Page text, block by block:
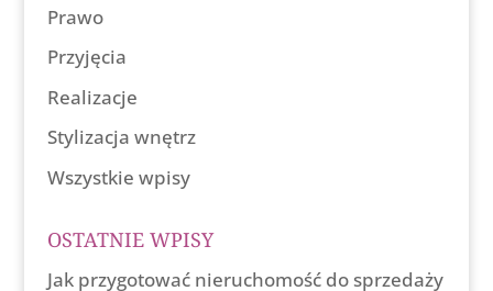
Prawo
Przyjęcia
Realizacje
Stylizacja wnętrz
Wszystkie wpisy
OSTATNIE WPISY
Jak przygotować nieruchomość do sprzedaży